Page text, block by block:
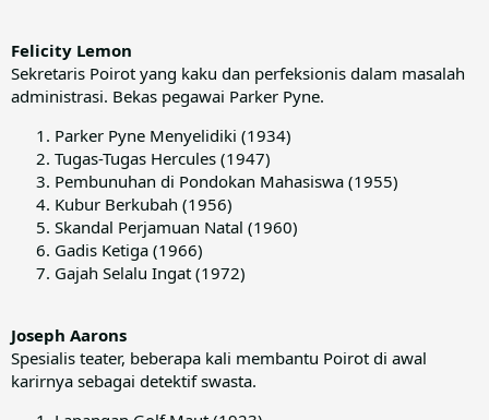
Felicity Lemon
Sekretaris Poirot yang kaku dan perfeksionis dalam masalah
administrasi. Bekas pegawai Parker Pyne.
Parker Pyne Menyelidiki (1934)
Tugas-Tugas Hercules (1947)
Pembunuhan di Pondokan Mahasiswa (1955)
Kubur Berkubah (1956)
Skandal Perjamuan Natal (1960)
Gadis Ketiga (1966)
Gajah Selalu Ingat (1972)
Joseph Aarons
Spesialis teater, beberapa kali membantu Poirot di awal
karirnya sebagai detektif swasta.